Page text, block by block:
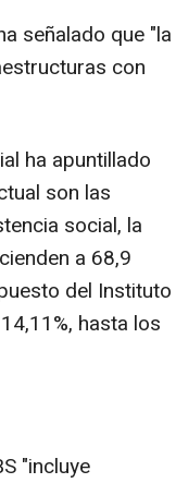
señalado que "la
con
ha apuntillado
son las
social, la
a 68,9
del Instituto
hasta los
"incluye